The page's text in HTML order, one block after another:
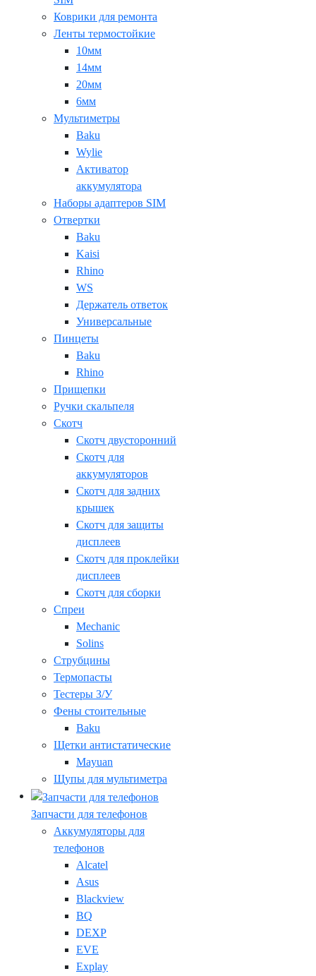
Коврики для ремонта
Ленты термостойкие
10мм
14мм
20мм
6мм
Мультиметры
Baku
Wylie
Активатор
аккумулятора
Наборы адаптеров SIM
Отвертки
Baku
Kaisi
Rhino
WS
Держатель ответок
Универсальные
Пинцеты
Baku
Rhino
Прищепки
Ручки скальпеля
Скотч
Скотч двусторонний
Скотч для
аккумуляторов
Скотч для задних
крышек
Скотч для защиты
дисплеев
Скотч для проклейки
дисплеев
Скотч для сборки
Спреи
Mechanic
Solins
Струбцины
Термопасты
Тестеры З/У
Фены стоительные
Baku
Щетки антистатические
Mayuan
Щупы для мультиметра
Запчасти для телефонов
Аккумуляторы для
телефонов
Alcatel
Asus
Blackview
BQ
DEXP
EVE
Explay